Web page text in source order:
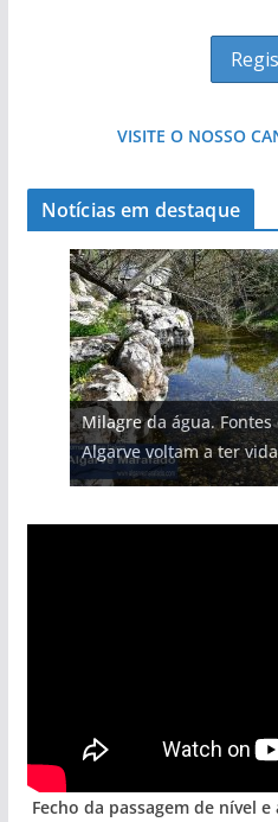
VISITE O NOSSO
Notícias em destaque
Milagre da água.
Algarve voltam a ter
Projeto milionário:
milhões de euros na
hotéis (com vídeo)
Foto do dia: uma cidade
entre redes e fábricas
Tapas do mar a 3 euros
gastronómica nasce no
Tempestades roubam
arribas em risco no
Fecho da passagem de nível